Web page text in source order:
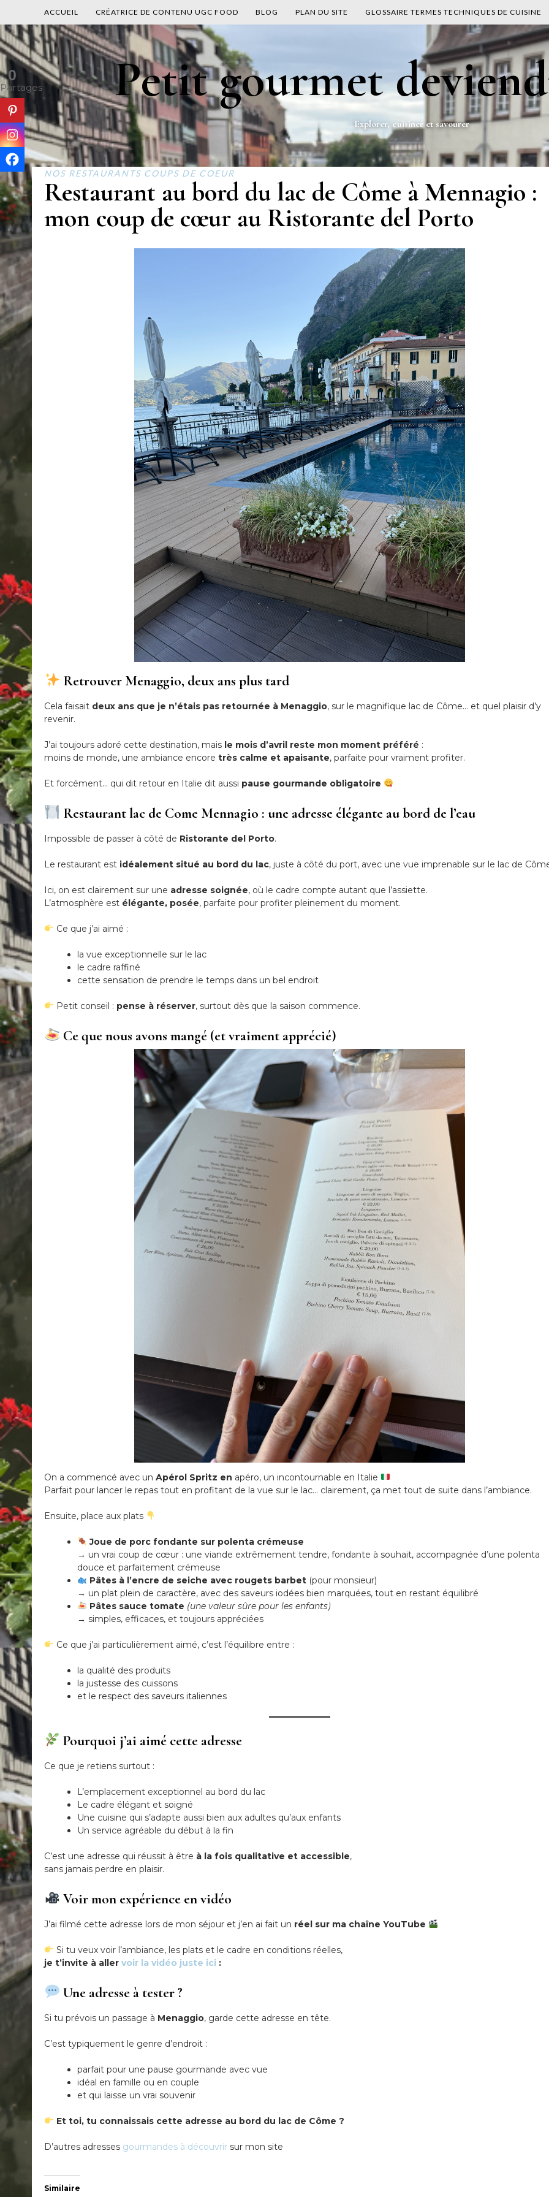
Skip
to
content
ACCUEIL CRÉATRICE DE CONTENU UGC FOOD BLOG PLAN DU SITE GLOSSAIRE TERMES TECHNIQUES DE CUISINE
Petit gourmet
Explorer, cuisiner et savourer
NOS RESTAURANTS COUPS DE COEUR
Restaurant au bord du lac de Côme à Mennagio :
mon coup de cœur au Ristorante del Porto
Retrouver Menaggio, deux ans plus tard
Cela faisait deux ans que je n’étais pas retournée à Menaggio, sur le magnifique lac de Côme… et quel plaisir d’y
revenir.
J’ai toujours adoré cette destination, mais le mois d’avril reste mon moment préféré :
moins de monde, une ambiance encore très calme et apaisante, parfaite pour vraiment profiter.
Et forcément… qui dit retour en Italie dit aussi pause gourmande obligatoire
Restaurant lac de Come Mennagio : une adresse élégante au bord de l’eau
Impossible de passer à côté de Ristorante del Porto.
Le restaurant est idéalement situé au bord du lac, juste à côté du port, avec une vue imprenable sur le lac de
Ici, on est clairement sur une adresse soignée, où le cadre compte autant que l’assiette.
L’atmosphère est élégante, posée, parfaite pour profiter pleinement du moment.
Ce que j’ai aimé :
la vue exceptionnelle sur le lac
le cadre raffiné
cette sensation de prendre le temps dans un bel endroit
Petit conseil : pense à réserver, surtout dès que la saison commence.
Ce que nous avons mangé (et vraiment apprécié)
On a commencé avec un Apérol Spritz en apéro, un incontournable en Italie
Parfait pour lancer le repas tout en profitant de la vue sur le lac… clairement, ça met tout de suite dans l’ambiance.
Ensuite, place aux plats
Joue de porc fondante sur polenta crémeuse
→ un vrai coup de cœur : une viande extrêmement tendre, fondante à souhait, accompagnée d’une polenta
douce et parfaitement crémeuse
Pâtes à l’encre de seiche avec rougets barbet(pour monsieur)
→ un plat plein de caractère, avec des saveurs iodées bien marquées, tout en restant équilibré
Pâtes sauce tomate (une valeur sûre pour les enfants)
→ simples, efficaces, et toujours appréciées
Ce que j’ai particulièrement aimé, c’est l’équilibre entre :
la qualité des produits
la justesse des cuissons
et le respect des saveurs italiennes
Pourquoi j’ai aimé cette adresse
Ce que je retiens surtout :
L’emplacement exceptionnel au bord du lac
Le cadre élégant et soigné
Une cuisine qui s’adapte aussi bien aux adultes qu’aux enfants
Un service agréable du début à la fin
C’est une adresse qui réussit à être à la fois qualitative et accessible,
sans jamais perdre en plaisir.
Voir mon expérience en vidéo
J’ai filmé cette adresse lors de mon séjour et j’en ai fait un réel sur ma chaîne YouTube
Si tu veux voir l’ambiance, les plats et le cadre en conditions réelles,
je t’invite à aller voir la vidéo juste ici :
Une adresse à tester ?
Si tu prévois un passage à Menaggio, garde cette adresse en tête.
C’est typiquement le genre d’endroit :
parfait pour une pause gourmande avec vue
idéal en famille ou en couple
et qui laisse un vrai souvenir
Et toi, tu connaissais cette adresse au bord du lac de Côme ?
D’autres adresses gourmandes à découvrir sur mon site
Similaire
0
Partages